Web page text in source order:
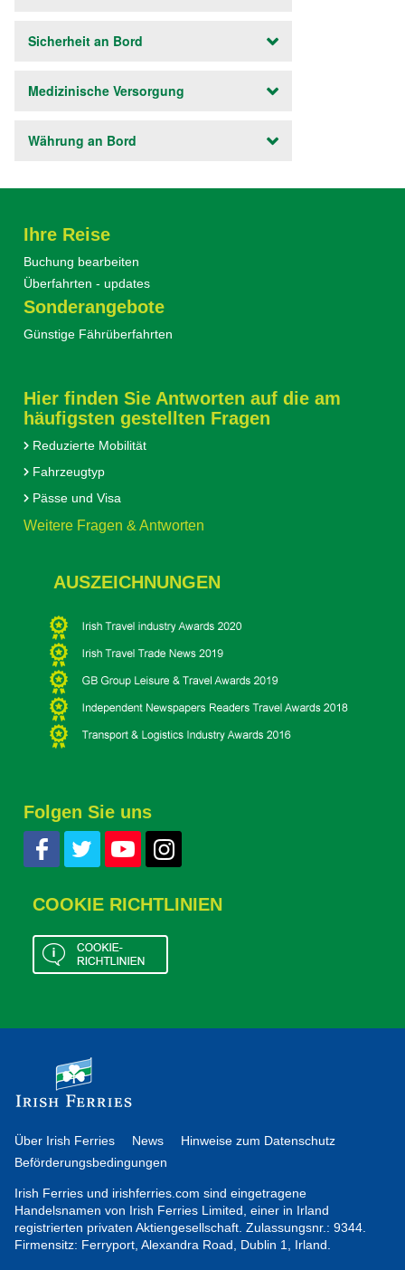
Sicherheit an Bord
Medizinische Versorgung
Währung an Bord
Ihre Reise
Buchung bearbeiten
Überfahrten - updates
Sonderangebote
Günstige Fährüberfahrten
Hier finden Sie Antworten auf die am
häufigsten gestellten Fragen
Reduzierte Mobilität
Fahrzeugtyp
Pässe und Visa
Weitere Fragen & Antworten
AUSZEICHNUNGEN
Folgen Sie uns
COOKIE RICHTLINIEN
Über Irish Ferries News
Hinweise zum Datenschutz
Beförderungsbedingungen
Irish Ferries und irishferries.com sind eingetragene
Handelsnamen von Irish Ferries Limited, einer in Irland
registrierten privaten Aktiengesellschaft. Zulassungsnr.: 9344.
Firmensitz: Ferryport, Alexandra Road, Dublin 1, Irland.